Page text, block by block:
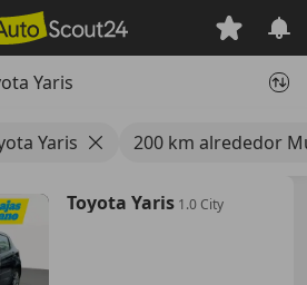
Yaris
Yaris 200 km alrededor
Toyota Yaris 1.0 City